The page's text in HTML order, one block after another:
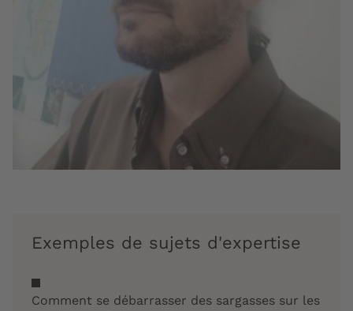
Exemples de sujets d'expertise
Comment se débarrasser des sargasses sur les